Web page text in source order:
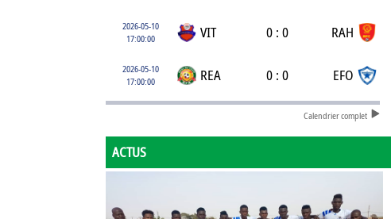
2026-05-10
17:00:00
VIT 0 : 0 RAH
2026-05-10
17:00:00
REA 0 : 0 EFO
Calendrier complet
ACTUS